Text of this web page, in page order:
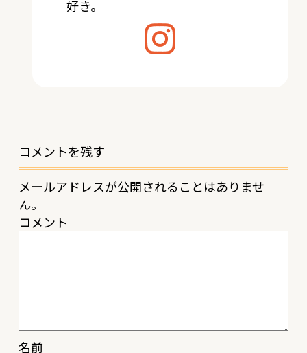
好き。
コメントを残す
メールアドレスが公開されることはありませ
ん。
コメント
名前